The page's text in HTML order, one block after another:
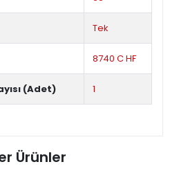
Tek
8740 C HF
(Adet) 1
Ürünler